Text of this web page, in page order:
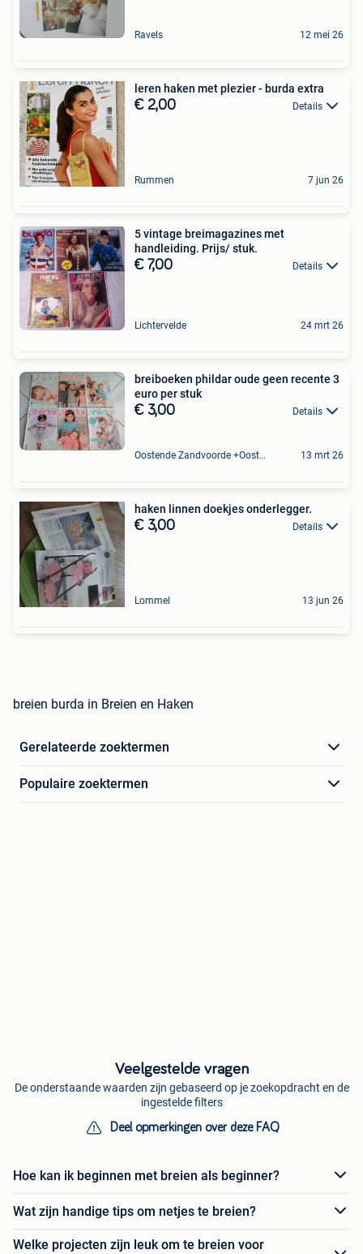
Ravels 12 mei 26
leren haken met plezier - burda extra
€ 2,00 Details
Rummen 7 jun 26
5 vintage breimagazines met
handleiding. Prijs/ stuk.
€ 7,00 Details
Lichtervelde 24 mrt 26
breiboeken phildar oude geen recente 3
euro per stuk
€ 3,00 Details
Oostende Zandvoorde +Oostende 13 mrt 26
haken linnen doekjes onderlegger.
€ 3,00 Details
Lommel 13 jun 26
breien burda in Breien en Haken
Gerelateerde zoektermen
Populaire zoektermen
Veelgestelde vragen
De onderstaande waarden zijn gebaseerd op je zoekopdracht en de
ingestelde filters
Deel opmerkingen over deze FAQ
Hoe kan ik beginnen met breien als beginner?
Wat zijn handige tips om netjes te breien?
Welke projecten zijn leuk om te breien voor